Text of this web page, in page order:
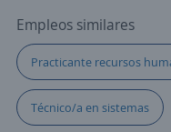
Empleos similares
Practicante recursos
Técnico/a en sistemas